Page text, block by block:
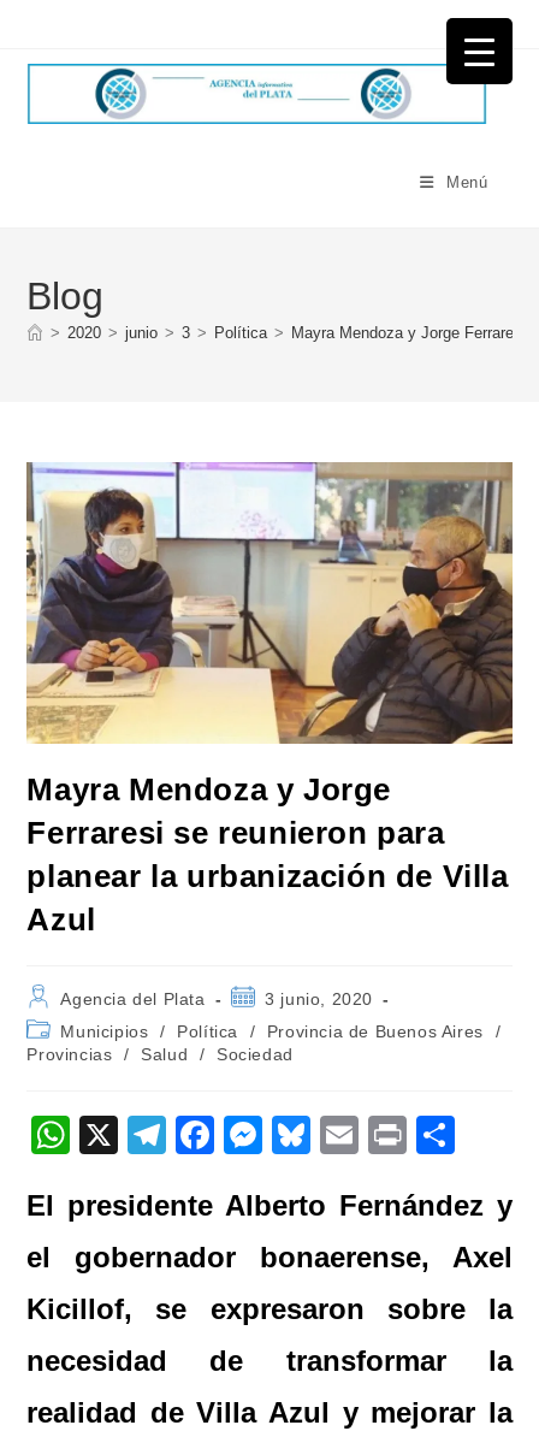
Menú
Blog
> 2020 > junio > 3 > Política > Mayra Mendoza y Jorge Ferraresi
Mayra Mendoza y Jorge
Ferraresi se reunieron para
planear la urbanización de Villa
Azul
Autor
de
la
entrada:
Agencia del Plata
Publicación
la
entrada:
3 junio, 2020
Categoría
de
Municipios / Política / Provincia de Buenos Aires
/
Provincias
/ Salud / Sociedad
W
at
s
A
p
p
X
T
e
gr
m
F
c
e
o
o
k
M
ss
e
g
er
Bl
e
sk
E
ail
Pr
t
m
p
ar
tir
El presidente Alberto Fernández y
el gobernador bonaerense, Axel
Kicillof, se expresaron sobre la
necesidad de transformar la
realidad de Villa Azul y mejorar la